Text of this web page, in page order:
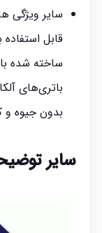
سایر ویژگی
قابل
ساخته شده
باتری‌های
بدون جیوه و
سایر